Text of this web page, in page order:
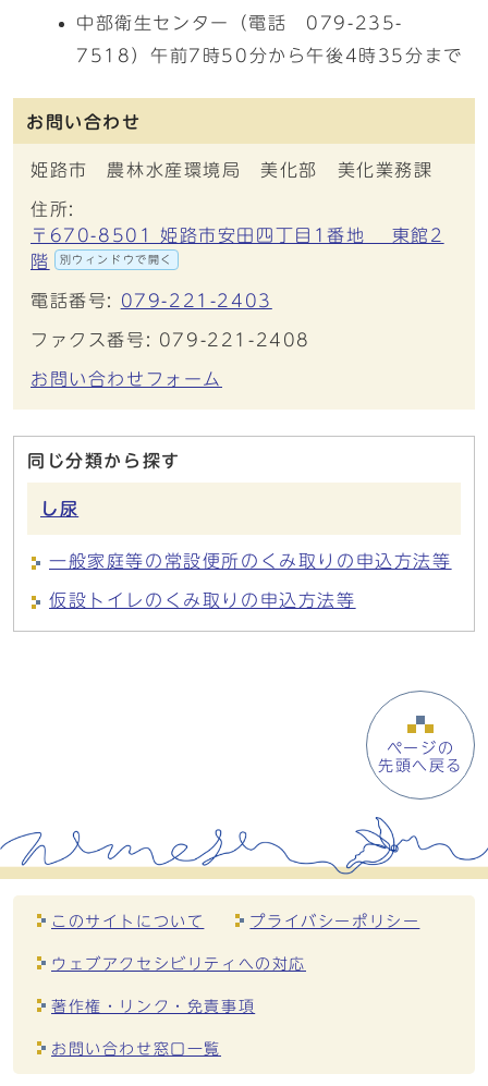
中部衛生センター（電話 079-235-
7518）午前7時50分から午後4時35分まで
お問い合わせ
姫路市 農林水産環境局 美化部 美化業務課
住所:
〒670-8501 姫路市安田四丁目1番地 東館2
階
別ウィンドウで開く
電話番号: 079-221-2403
ファクス番号: 079-221-2408
お問い合わせフォーム
同じ分類から探す
し尿
一般家庭等の常設便所のくみ取りの申込方法等
仮設トイレのくみ取りの申込方法等
ページの
先頭へ戻る
このサイトについて プライバシーポリシー
ウェブアクセシビリティへの対応
著作権・リンク・免責事項
お問い合わせ窓口一覧